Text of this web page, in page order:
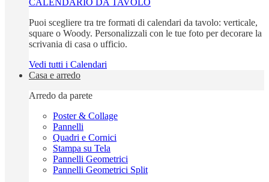
CALENDARIO DA TAVOLO
Puoi scegliere tra tre formati di calendari da tavolo: verticale,
square o Woody. Personalizzali con le tue foto per decorare la
scrivania di casa o ufficio.
Vedi tutti i Calendari
Casa e arredo
Arredo da parete
Poster & Collage
Pannelli
Quadri e Cornici
Stampa su Tela
Pannelli Geometrici
Pannelli Geometrici Split